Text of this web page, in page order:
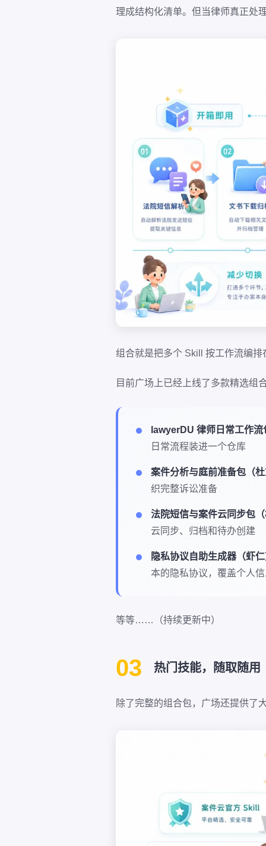
理成结构化清单。但当律师真正处
组合就是把多个 Skill 按工作流编
目前广场上已经上线了多款精选组
lawyerDU 律师日常工作
日常流程装进一个仓库
案件分析与庭前准备包（
织完整诉讼准备
法院短信与案件云同步包
云同步、归档和待办创建
隐私协议自助生成器（虾
本的隐私协议，覆盖个人
等等……（持续更新中）
03 热门技能，随取随用
除了完整的组合包，广场还提供了